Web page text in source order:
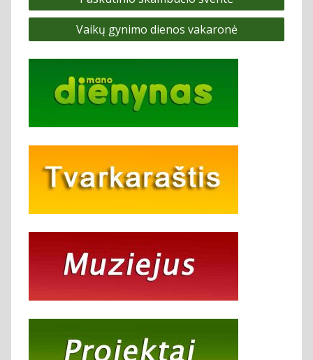
tarp
Vaikų gynimo dienos vakaronė